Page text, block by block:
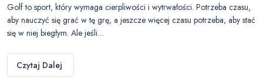
Golf to sport, który wymaga cierpliwości i wytrwałości. Potrzeba czasu,
aby nauczyć się grać w tę grę, a jeszcze więcej czasu potrzeba, aby stać
się w niej biegłym. Ale jeśli…
Czytaj Dalej